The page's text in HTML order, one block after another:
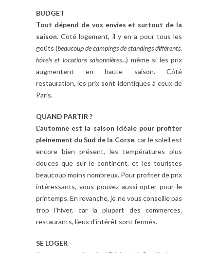
BUDGET
Tout dépend de vos envies et surtout de la
saison. Coté logement, il y en a pour tous les
goûts (beaucoup de campings de standings différents,
hôtels et locations saisonnières...) même si les prix
augmentent en haute saison. Côté
restauration, les prix sont identiques à ceux de
Paris.
QUAND PARTIR ?
L’automne est la saison idéale pour profiter
pleinement du Sud de la Corse, car le soleil est
encore bien présent, les températures plus
douces que sur le continent, et les touristes
beaucoup moins nombreux. Pour profiter de prix
intéressants, vous pouvez aussi opter pour le
printemps. En revanche, je ne vous conseille pas
trop l’hiver, car la plupart des commerces,
restaurants, lieux d’intérêt sont fermés.
SE LOGER